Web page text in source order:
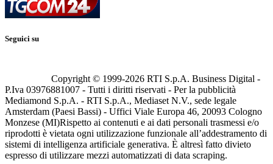
Seguici su
Copyright © 1999-2026 RTI S.p.A. Business Digital -
P.Iva 03976881007 - Tutti i diritti riservati - Per la pubblicità
Mediamond S.p.A. - RTI S.p.A., Mediaset N.V., sede legale
Amsterdam (Paesi Bassi) - Uffici Viale Europa 46, 20093 Cologno
Monzese (MI)Rispetto ai contenuti e ai dati personali trasmessi e/o
riprodotti è vietata ogni utilizzazione funzionale all’addestramento di
sistemi di intelligenza artificiale generativa. È altresì fatto divieto
espresso di utilizzare mezzi automatizzati di data scraping.